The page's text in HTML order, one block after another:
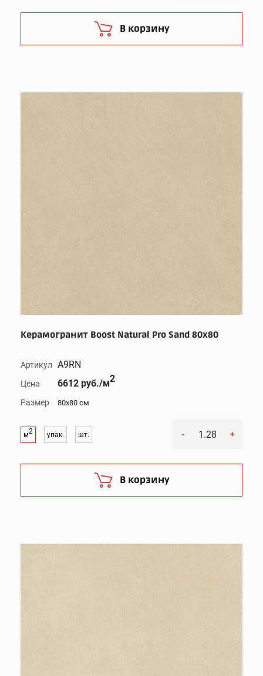
В корзину
Керамогранит Boost Natural Pro Sand 80x80
Артикул A9RN
Цена 6612 руб./м2
Размер 80x80 см
м2 упак. шт. - +
В корзину